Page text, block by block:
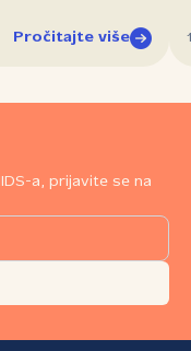
Pročitajte više
a, prijavite se na